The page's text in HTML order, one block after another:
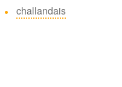
challandais